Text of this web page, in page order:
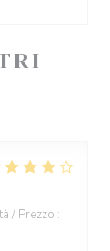
/ Prezzo :